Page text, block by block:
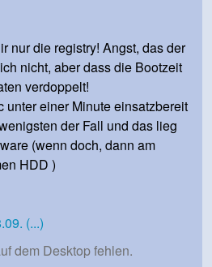
nur die registry! Angst, das der
nicht, aber dass die Bootzeit
verdoppelt!
unter einer Minute einsatzbereit
der Fall und das lieg
(wenn doch, dann am
HDD )
(...)
dem Desktop fehlen.